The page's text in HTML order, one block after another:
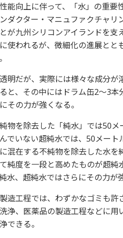
能向上に伴って、「水」の重
ダクター・マニュファクチャ
が九州シリコンアイランドを
使われるが、微細化の進展と
明だが、実際には様々な成分
と、その中にはドラム缶2～3
その力が強くなる。
物を除去した「純水」では50
でいない超純水では、50メー
混在する不純物を除去した水
純度を一段と高めたものが超
水、超純水ではさらにその力が
造工程では、わずかなゴミも
浄、医薬品の製造工程などに
できる。